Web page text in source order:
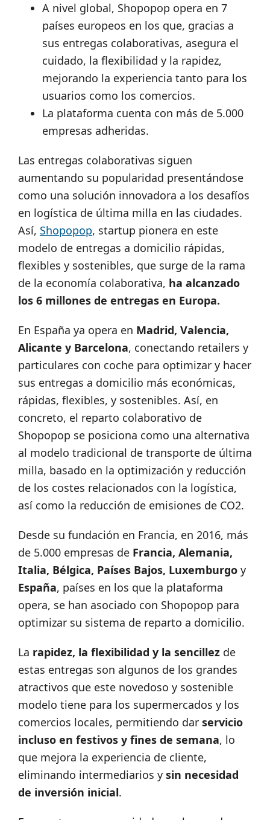
A nivel global, Shopopop opera en 7
países europeos en los que, gracias a
sus entregas colaborativas, asegura el
cuidado, la flexibilidad y la rapidez,
mejorando la experiencia tanto para los
usuarios como los comercios.
La plataforma cuenta con más de 5.000
empresas adheridas.
Las entregas colaborativas siguen
aumentando su popularidad presentándose
como una solución innovadora a los desafíos
en logística de última milla en las ciudades.
Así, Shopopop, startup pionera en este
modelo de entregas a domicilio rápidas,
flexibles y sostenibles, que surge de la rama
de la economía colaborativa, ha alcanzado
los 6 millones de entregas en Europa.
En España ya opera en Madrid, Valencia,
Alicante y Barcelona, conectando retailers y
particulares con coche para optimizar y hacer
sus entregas a domicilio más económicas,
rápidas, flexibles, y sostenibles. Así, en
concreto, el reparto colaborativo de
Shopopop se posiciona como una alternativa
al modelo tradicional de transporte de última
milla, basado en la optimización y reducción
de los costes relacionados con la logística,
así como la reducción de emisiones de CO2.
Desde su fundación en Francia, en 2016, más
de 5.000 empresas de Francia, Alemania,
Italia, Bélgica, Países Bajos, Luxemburgo y
España, países en los que la plataforma
opera, se han asociado con Shopopop para
optimizar su sistema de reparto a domicilio.
La rapidez, la flexibilidad y la sencillez de
estas entregas son algunos de los grandes
atractivos que este novedoso y sostenible
modelo tiene para los supermercados y los
comercios locales, permitiendo dar servicio
incluso en festivos y fines de semana, lo
que mejora la experiencia de cliente,
eliminando intermediarios y sin necesidad
de inversión inicial.